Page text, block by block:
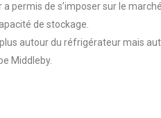
a permis de s’imposer sur le
de stockage.
autour du réfrigérateur mais
Middleby.